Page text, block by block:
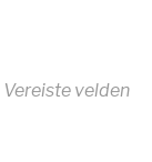
Vereiste velden